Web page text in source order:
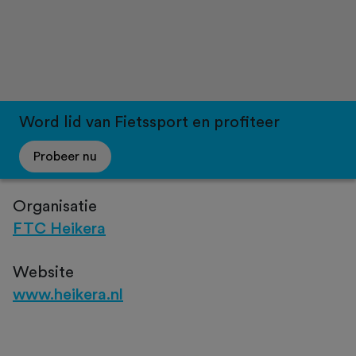
Word lid van Fietssport en profiteer
Probeer nu
Organisatie
FTC Heikera
Website
www.heikera.nl